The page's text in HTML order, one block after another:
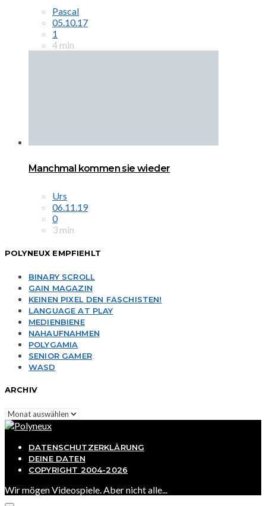
Pascal
05.10.17
1
4 min
Manchmal kommen sie wieder
Urs
06.11.19
0
3 min
POLYNEUX EMPFIEHLT
BINARY SCROLL
GAIN MAGAZIN
KEINEN PIXEL DEN FASCHISTEN!
LANGUAGE AT PLAY
MEDIENBIENE
NAHAUFNAHMEN
POLYGAMIA
SENIOR GAMER
WASD
ARCHIV
Archiv
DATENSCHUTZERKLÄRUNG
DEINE DATEN
COPYRIGHT 2004-2026
Wir mögen Videospiele. Aber nicht alle...